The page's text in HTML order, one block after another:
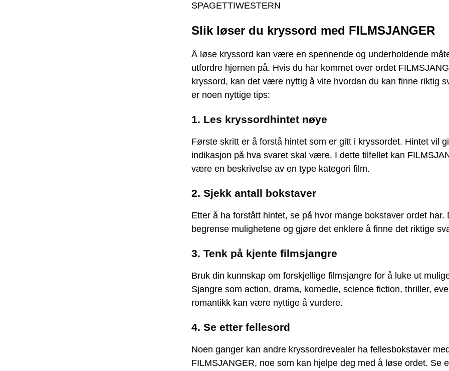
SPAGETTIWESTERN
Slik løser du kryssord med FILMSJANGER
Å løse kryssord kan være en spennende og underholdende
utfordre hjernen på. Hvis du har kommet over ordet
kryssord, kan det være nyttig å vite hvordan du kan finne riktig
er noen nyttige tips:
1. Les kryssordhintet nøye
Første skritt er å forstå hintet som er gitt i kryssordet. Hintet vil
indikasjon på hva svaret skal være. I dette tilfellet kan
være en beskrivelse av en type kategori film.
2. Sjekk antall bokstaver
Etter å ha forstått hintet, se på hvor mange bokstaver ordet har.
begrense mulighetene og gjøre det enklere å finne det riktige
3. Tenk på kjente filmsjangre
Bruk din kunnskap om forskjellige filmsjangre for å luke ut
Sjangre som action, drama, komedie, science fiction, thriller,
romantikk kan være nyttige å vurdere.
4. Se etter fellesord
Noen ganger kan andre kryssordrevealer ha fellesbokstaver
FILMSJANGER, noe som kan hjelpe deg med å løse ordet. Se